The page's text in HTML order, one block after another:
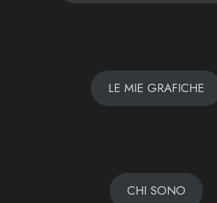
LE MIE GRAFICHE
CHI SONO